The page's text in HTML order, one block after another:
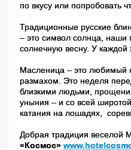
по вкусу или попробовать
Традиционные русские
– это символ солнца, наши
солнечную весну. У
Масленица – это любимый
размахом. Это неделя
близкими людьми,
уныния – и со всей
катания на лошадях,
Добрая традиция веселой
«Космос»